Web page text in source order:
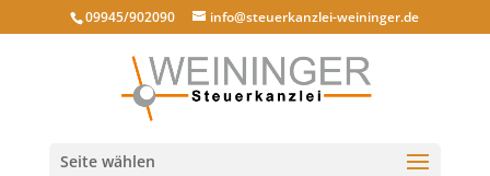
09945/902090 info@steuerkanzlei-weininger.de
Seite wählen